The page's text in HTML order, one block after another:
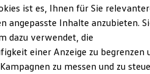
anfordern
ist es, Ihnen für Sie
angepasste Inhalte anzubieten.
dazu verwendet, die
einer Anzeige zu begrenzen
zu messen und zu